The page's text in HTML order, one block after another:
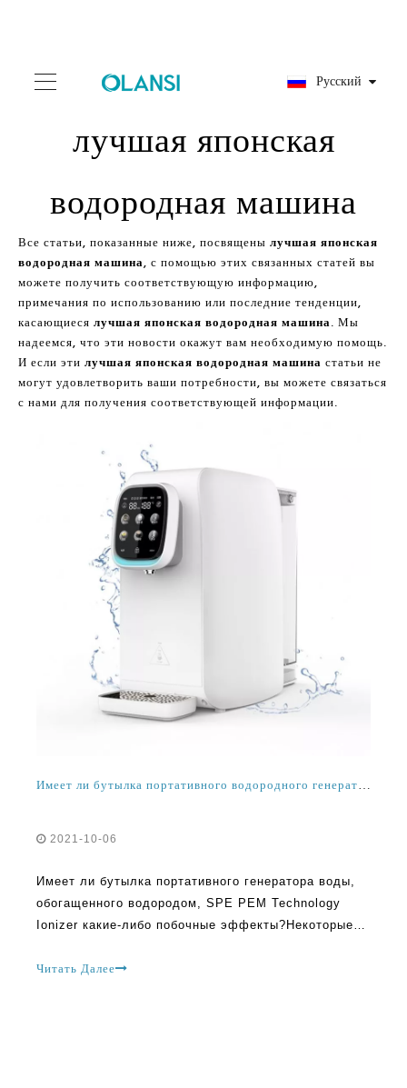
Pусский
лучшая японская
водородная машина
Все статьи, показанные ниже, посвящены лучшая японская
водородная машина, с помощью этих связанных статей вы
можете получить соответствующую информацию,
примечания по использованию или последние тенденции,
касающиеся лучшая японская водородная машина. Мы
надеемся, что эти новости окажут вам необходимую помощь.
И если эти лучшая японская водородная машина статьи не
могут удовлетворить ваши потребности, вы можете связаться
с нами для получения соответствующей информации.
Имеет ли бутылка портативного водородного генератора воды с ионизатором SPE PEM Technology какие-либо побочные эффекты?
2021-10-06
Имеет ли бутылка портативного генератора воды,
обогащенного водородом, SPE PEM Technology
Ionizer какие-либо побочные эффекты?Некоторые
впечатляет, но есть и те, кто считает ее опасной и
Читать Далее